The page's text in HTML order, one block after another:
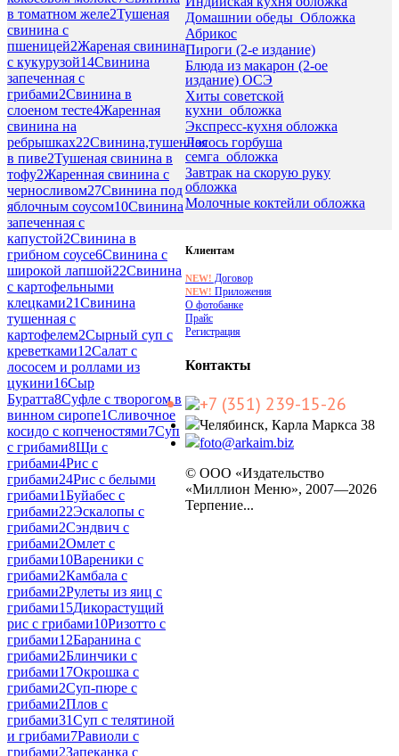
в томатном желе2Тушеная
свинина с
пшеницей2Жареная свинина
с кукурузой14Свинина
запеченная с
грибами2Свинина в
слоеном тесте4Жаренная
свинина на
ребрышках22Свинина,тушенная
в пиве2Тушеная свинина в
тофу2Жаренная свинина с
черносливом27Свинина под
яблочным соусом10Свинина
запеченная с
капустой2Свинина в
грибном соусе6Свинина с
широкой лапшой22Свинина
с картофельными
клецками21Свинина
тушенная с
картофелем2Сырный суп с
креветками12Салат с
лососем и роллами из
цукини16Сыр
Буратта8Суфле с творогом в
винном сиропе1Сливочное
косидо с копченостями7Суп
с грибами8Щи с
грибами4Рис с
грибами24Рис с белыми
грибами1Буйабес с
грибами22Эскалопы с
грибами2Сэндвич с
грибами2Омлет с
грибами10Вареники с
грибами2Камбала с
грибами2Рулеты из яиц с
грибами15Дикорастущий
рис с грибами10Ризотто с
грибами12Баранина с
грибами2Блинчики с
грибами17Окрошка с
грибами2Суп-пюре с
грибами2Плов с
грибами31Суп с телятиной
и грибами7Равиоли с
грибами2Запеканка с
Домашнии обеды_Обложка
Абрикос
Пироги (2-е издание)
Блюда из макарон (2-ое
издание) ОСЭ
Хиты советской
кухни_обложка
Экспресс-кухня обложка
Лосось горбуша
семга_обложка
Завтрак на скорую руку
обложка
Молочные коктейли обложка
Клиентам
NEW! Договор
NEW! Приложения
О фотобанке
Прайс
Регистрация
Контакты
+7 (351) 239-15-26
Челябинск, Карла Маркса 38
foto@arkaim.biz
© ООО «Издательство
«Миллион Меню», 2007—2026
Терпение...